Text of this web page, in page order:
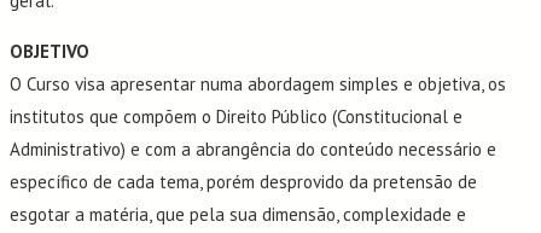
OBJETIVO
O Curso visa apresentar numa abordagem simples e objetiva, os
institutos que compõem o Direito Público (Constitucional e
Administrativo) e com a abrangência do conteúdo necessário e
específico de cada tema, porém desprovido da pretensão de
esgotar a matéria, que pela sua dimensão, complexidade e